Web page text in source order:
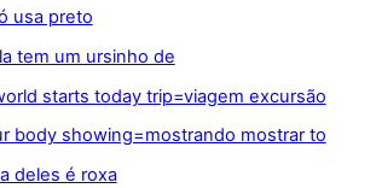
usa preto
tem um ursinho de
starts today trip=viagem excursão
body showing=mostrando mostrar to
deles é roxa